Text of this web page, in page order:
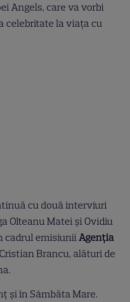
Angels, care va vorbi
celebritate la viaţa cu
cu două interviuri
Olteanu Matei şi Ovidiu
cadrul emisiuniiAgenția
Brancu, alături de
și în Sâmbăta Mare.